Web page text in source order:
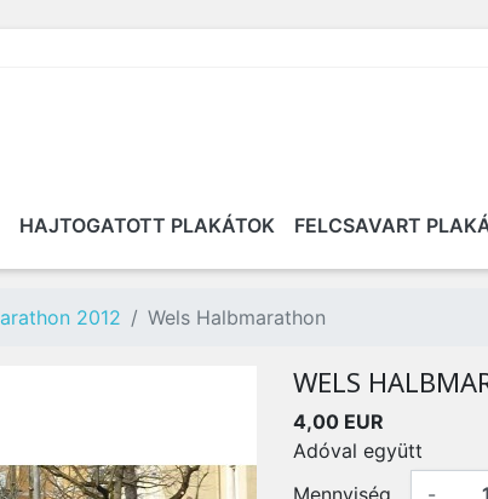
HAJTOGATOTT PLAKÁTOK FELCSAVART
2012 Wels Halbmarathon
WELS
4,00 EUR
Adóval együtt